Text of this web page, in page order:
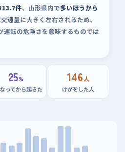
件、山形県内で多いほうから
通量に大きく左右されるため、
運転の危険さを意味するものでは
25%
ってから起きた
146人
けがをした人